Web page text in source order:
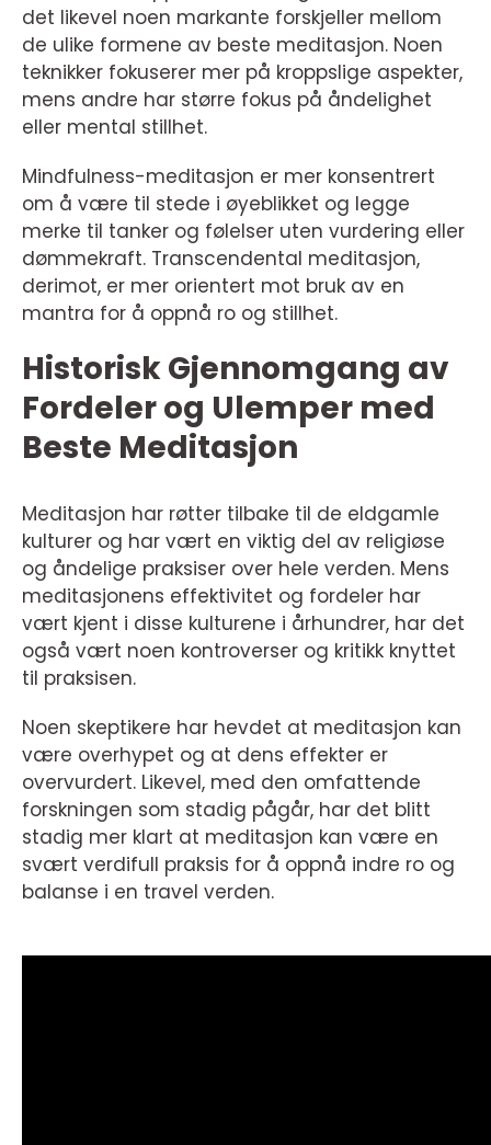
det likevel noen markante forskjeller mellom
de ulike formene av beste meditasjon. Noen
teknikker fokuserer mer på kroppslige aspekter,
mens andre har større fokus på åndelighet
eller mental stillhet.
Mindfulness-meditasjon er mer konsentrert
om å være til stede i øyeblikket og legge
merke til tanker og følelser uten vurdering eller
dømmekraft. Transcendental meditasjon,
derimot, er mer orientert mot bruk av en
mantra for å oppnå ro og stillhet.
Historisk Gjennomgang av
Fordeler og Ulemper med
Beste Meditasjon
Meditasjon har røtter tilbake til de eldgamle
kulturer og har vært en viktig del av religiøse
og åndelige praksiser over hele verden. Mens
meditasjonens effektivitet og fordeler har
vært kjent i disse kulturene i århundrer, har det
også vært noen kontroverser og kritikk knyttet
til praksisen.
Noen skeptikere har hevdet at meditasjon kan
være overhypet og at dens effekter er
overvurdert. Likevel, med den omfattende
forskningen som stadig pågår, har det blitt
stadig mer klart at meditasjon kan være en
svært verdifull praksis for å oppnå indre ro og
balanse i en travel verden.